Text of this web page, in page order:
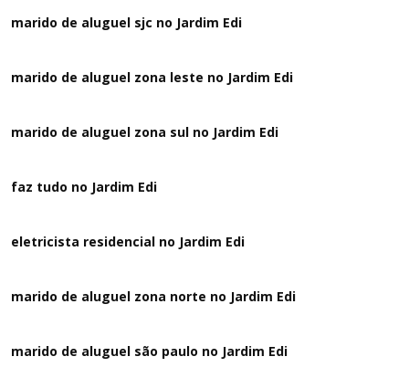
marido de aluguel sjc no Jardim Edi
marido de aluguel zona leste no Jardim Edi
marido de aluguel zona sul no Jardim Edi
faz tudo no Jardim Edi
eletricista residencial no Jardim Edi
marido de aluguel zona norte no Jardim Edi
marido de aluguel são paulo no Jardim Edi